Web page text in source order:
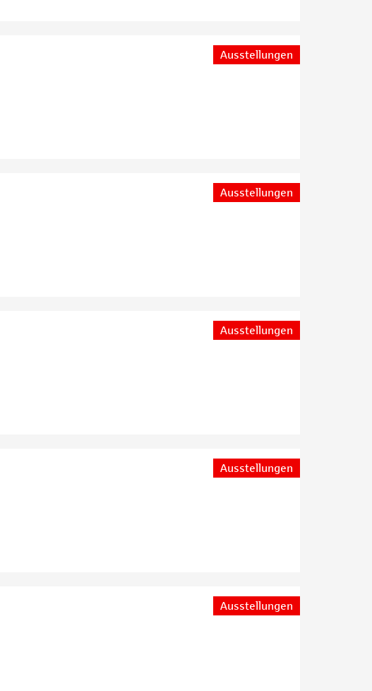
Ausstellungen
Ausstellungen
Ausstellungen
Ausstellungen
Ausstellungen